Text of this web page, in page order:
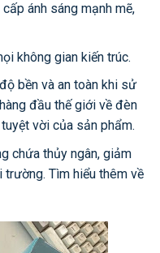
ánh sáng mạnh mẽ,
không gian kiến trúc.
bền và an toàn khi sử
đầu thế giới về đèn
vời của sản phẩm.
chứa thủy ngân, giảm
Tìm hiểu thêm về